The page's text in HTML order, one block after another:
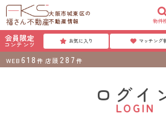
大阪市城東区の
不動産情報
物件
会員限定
コンテンツ お気に入り マッチング
WEB 618 件 店頭 287 件
ログイ
LOGIN